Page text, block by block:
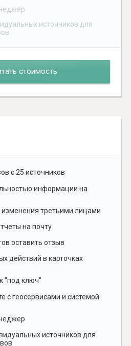
источников для
стоимость
с 25 источников
информации на
третьими лицами
на почту
оставить отзыв
действий в карточках
"под ключ"
с геосервисами и системой
источников для